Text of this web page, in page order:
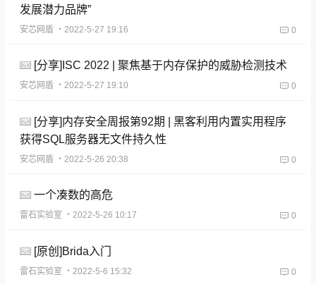
发展潜力品牌”
安芯网盾 ・2022-5-27 19:16 0
[分享]ISC 2022 | 聚焦基于内存保护的威胁检测技术
安芯网盾 ・2022-5-27 19:10 0
[分享]内存安全周报第92期 | 黑客利用内置实用程序
获得SQL服务器无文件持久性
安芯网盾 ・2022-5-26 20:38 0
一个凑数的高危
雷石实验室 ・2022-5-26 10:17 0
[原创]Brida入门
雷石实验室 ・2022-5-6 15:32 0